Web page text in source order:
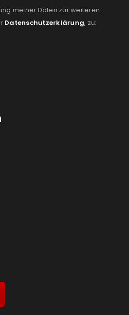
meiner Daten zur weiteren
Datenschutzerklärung, zu: